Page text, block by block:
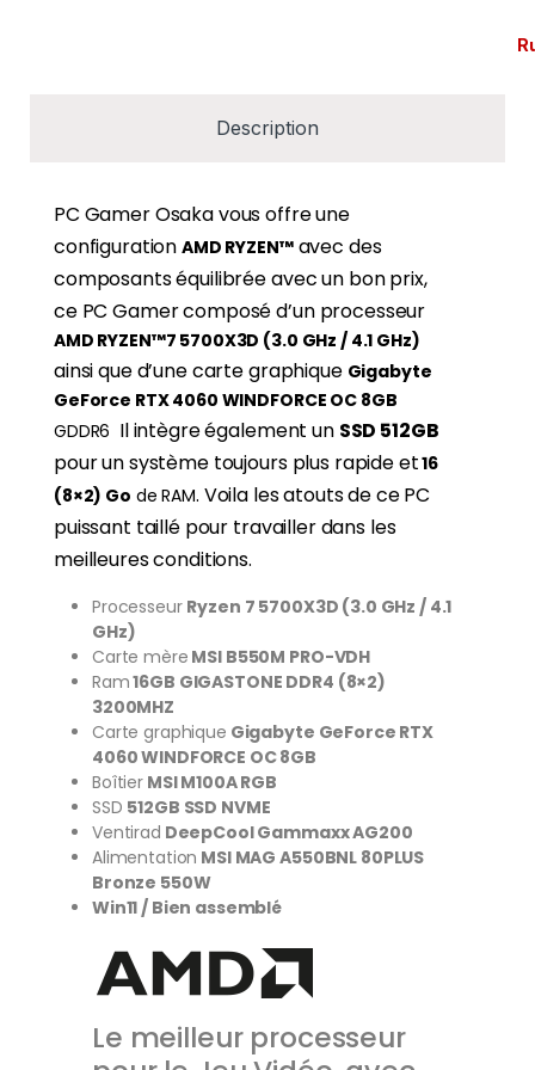
Description
PC Gamer Osaka vous offre une
configurationAMD RYZEN™avec des
composants équilibrée avec un bon prix,
ce PC Gamer composé d’un processeur
AMD RYZEN™7 5700X3D (3.0 GHz / 4.1 GHz)
ainsi que d’une carte graphique Gigabyte
GeForce RTX 4060 WINDFORCE OC 8GB
GDDR6 Il intègre également un SSD 512GB
pour un système toujours plus rapide et16
(8×2) Go de RAM. Voila les atouts de ce PC
puissant taillé pour travailler dans les
meilleures conditions.
Processeur Ryzen 7 5700X3D (3.0 GHz / 4.1
GHz)
Carte mère MSI B550M PRO-VDH
Ram16GB GIGASTONE DDR4 (8×2)
3200MHZ
Carte graphique Gigabyte GeForce RTX
4060 WINDFORCE OC 8GB
Boîtier MSI M100A RGB
SSD 512GB SSD NVME
Ventirad DeepCool Gammaxx AG200
Alimentation MSI MAG A550BNL 80PLUS
Bronze 550W
Win11 / Bien assemblé
Le meilleur processeur